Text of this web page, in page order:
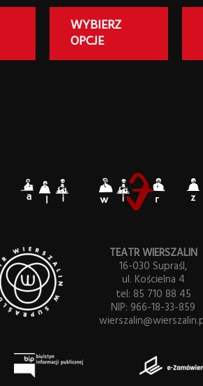
produktuWYBIERZ
OPCJE
TEATR WIERSZALIN
16-030 Supraśl,
ul. Kościelna 4
tel: 85 710 88 45
NIP: 966-18-33-859